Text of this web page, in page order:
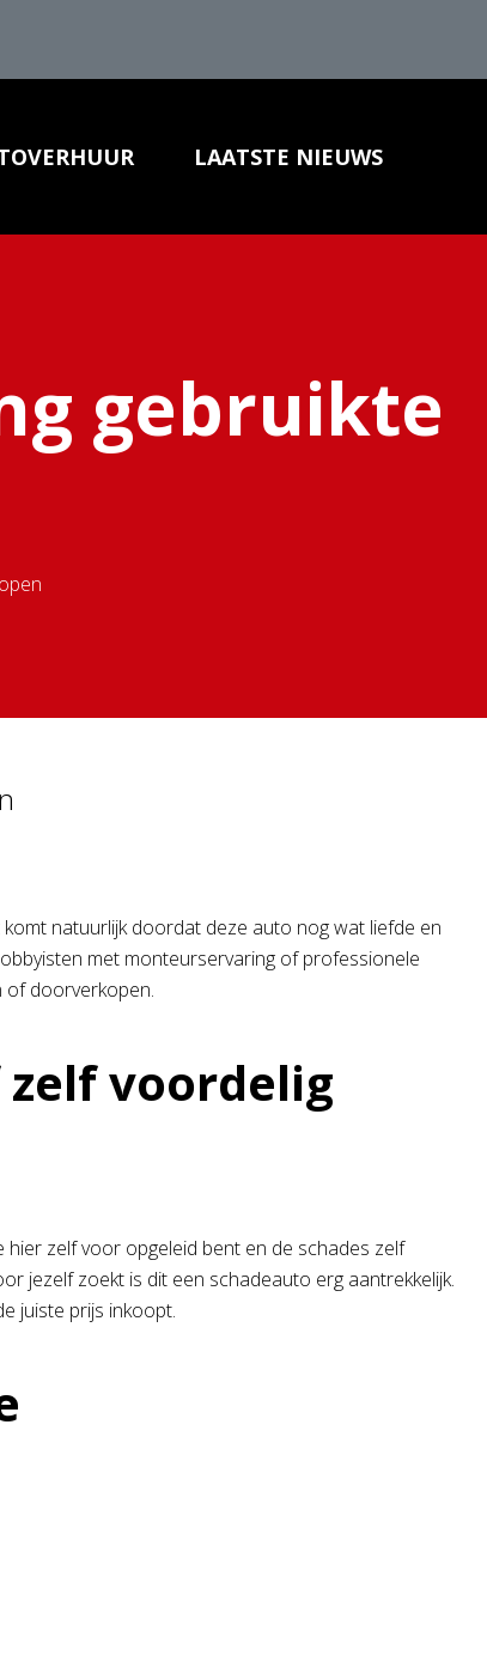
LAATSTE NIEUWS
gebruikte
natuurlijk doordat deze auto nog wat liefde en
met monteurservaring of professionele
of doorverkopen.
voordelig
zelf voor opgeleid bent en de schades zelf
jezelf zoekt is dit een schadeauto erg aantrekkelijk.
juiste prijs inkoopt.